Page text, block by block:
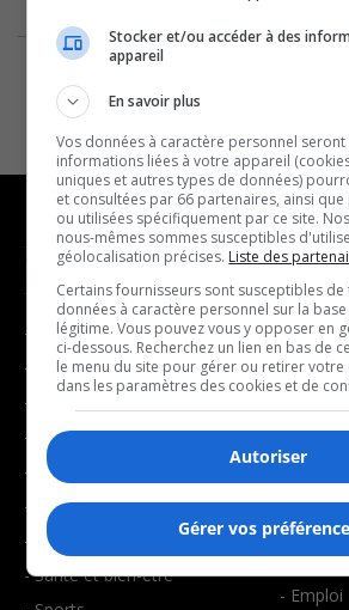
NOUVELLES
- Affaires municipales
- Communauté / Social
- Culture
- Économie
- Éducation
- Environnement
- Faits divers
- Santé et bien-être
-
- Joué
- Art de
- Bien-
- Emploi
Stocker et/ou accéder à des
appareil
En savoir plus
Vos données à caractère personnel
informations liées à votre appareil
uniques et autres types de données)
et consultées par 66 partenaires, ainsi que
ou utilisées spécifiquement par ce site.
nous-mêmes sommes susceptibles
géolocalisation précises. Liste des
Certains fournisseurs sont susceptibles
données à caractère personnel sur la
légitime. Vous pouvez vous y opposer en
ci-dessous. Recherchez un lien en bas de
le menu du site pour gérer ou retirer votre
dans les paramètres des cookies et de
Autoriser
Gérer vos